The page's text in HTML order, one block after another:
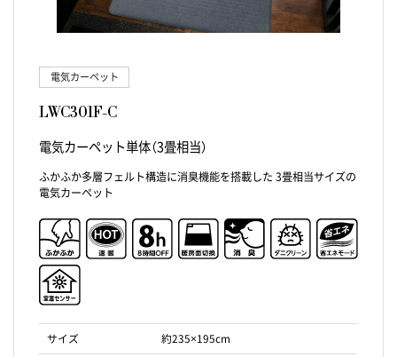
電気カーペット
LWC301F-C
電気カーペット単体（3畳相当）
ふかふか多層フェルト構造に消臭機能を搭載した 3畳相当サイズの
電気カーペット
サイズ 約235×195cm